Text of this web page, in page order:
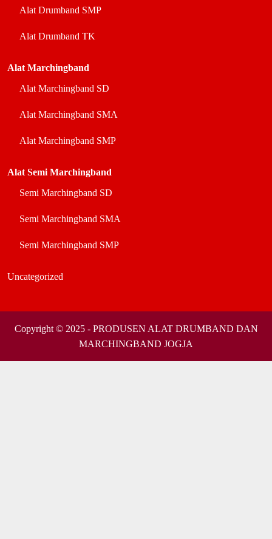
Alat Drumband SMP
Alat Drumband TK
Alat Marchingband
Alat Marchingband SD
Alat Marchingband SMA
Alat Marchingband SMP
Alat Semi Marchingband
Semi Marchingband SD
Semi Marchingband SMA
Semi Marchingband SMP
Uncategorized
Copyright © 2025 - PRODUSEN ALAT DRUMBAND DAN
MARCHINGBAND JOGJA